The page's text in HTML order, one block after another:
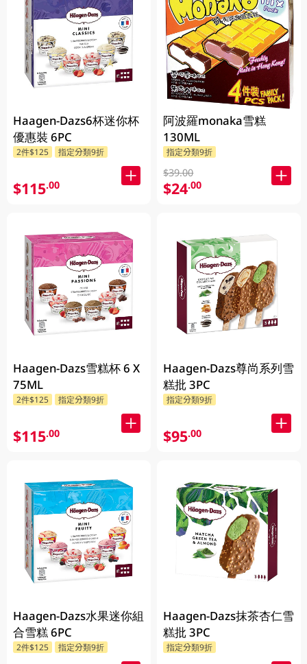
Haagen-Dazs6杯迷你杯
優惠裝 6PC
2件$125 指定分類9折
$115.00
Haagen-Dazs雪糕杯 6 X
75ML
2件$125 指定分類9折
$115.00
Haagen-Dazs水果迷你組
合雪糕 6PC
2件$125 指定分類9折
阿波羅monaka雪糕
130ML
指定分類9折
$39.00
$24.00
Haagen-Dazs尊尚系列雪
糕批 3PC
指定分類9折
$95.00
Haagen-Dazs抹茶杏仁雪
糕批 3PC
指定分類9折